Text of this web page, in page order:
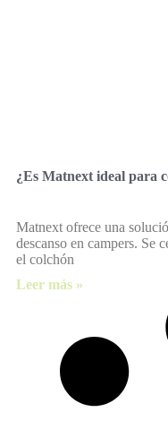
¿Es Matnext ideal para
Matnext ofrece una
descanso en campers. Se
el colchón
Leer más »